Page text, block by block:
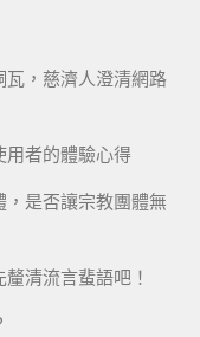
瓦，慈濟人澄清網路
用者的體驗心得
，是否讓宗教團體無
清流言蜚語吧！